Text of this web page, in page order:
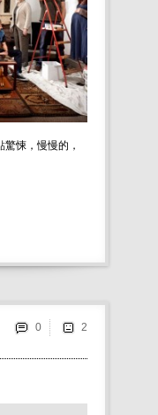
悚，慢慢的，
0